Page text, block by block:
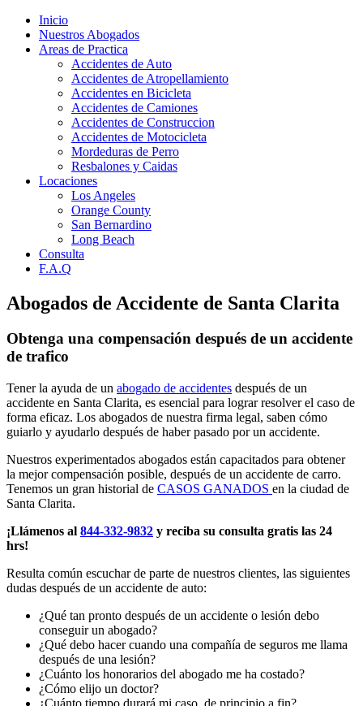
Inicio
Nuestros Abogados
Areas de Practica
Accidentes de Auto
Accidentes de Atropellamiento
Accidentes en Bicicleta
Accidentes de Camiones
Accidentes de Construccion
Accidentes de Motocicleta
Mordeduras de Perro
Resbalones y Caidas
Locaciones
Los Angeles
Orange County
San Bernardino
Long Beach
Consulta
F.A.Q
Abogados de Accidente de Santa Clarita
Obtenga una compensación después de un accidente
de trafico
Tener la ayuda de un abogado de accidentes después de un
accidente en Santa Clarita, es esencial para lograr resolver el caso de
forma eficaz. Los abogados de nuestra firma legal, saben cómo
guiarlo y ayudarlo después de haber pasado por un accidente.
Nuestros experimentados abogados están capacitados para obtener
la mejor compensación posible, después de un accidente de carro.
Tenemos un gran historial de CASOS GANADOS en la ciudad de
Santa Clarita.
¡Llámenos al 844-332-9832 y reciba su consulta gratis las 24
hrs!
Resulta común escuchar de parte de nuestros clientes, las siguientes
dudas después de un accidente de auto:
¿Qué tan pronto después de un accidente o lesión debo
conseguir un abogado?
¿Qué debo hacer cuando una compañía de seguros me llama
después de una lesión?
¿Cuánto los honorarios del abogado me ha costado?
¿Cómo elijo un doctor?